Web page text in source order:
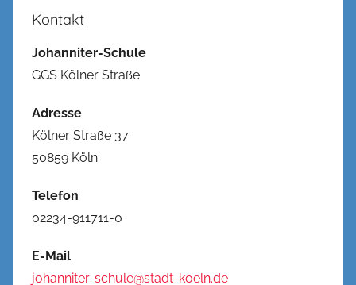
Kontakt
Johanniter-Schule
GGS Kölner Straße
Adresse
Kölner Straße 37
50859 Köln
Telefon
02234-911711-0
E-Mail
johanniter-schule@stadt-koeln.de